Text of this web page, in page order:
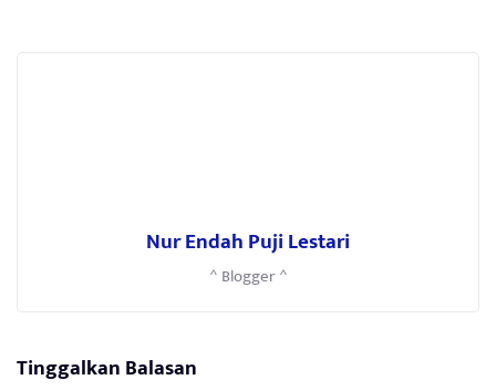
Nur Endah Puji Lestari
^ Blogger ^
Tinggalkan Balasan